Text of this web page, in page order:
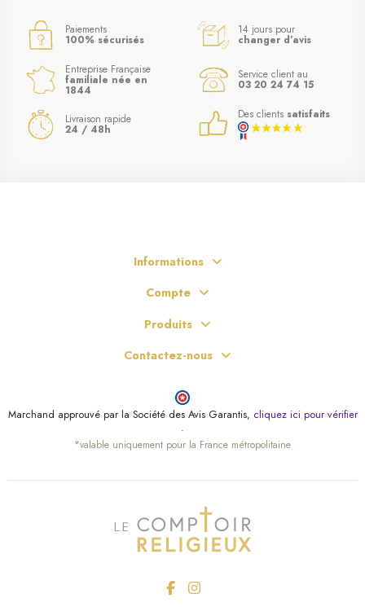
Paiements
100% sécurisés
14 jours pour
changer d’avis
Entreprise Française
familiale née en
1844
Service client au
03 20 24 74 15
Livraison rapide
24 / 48h
Des clients satisfaits
Informations
Compte
Produits
Contactez-nous
Marchand approuvé par la Société des Avis Garantis, cliquez ici pour vérifier
.
*valable uniquement pour la France métropolitaine